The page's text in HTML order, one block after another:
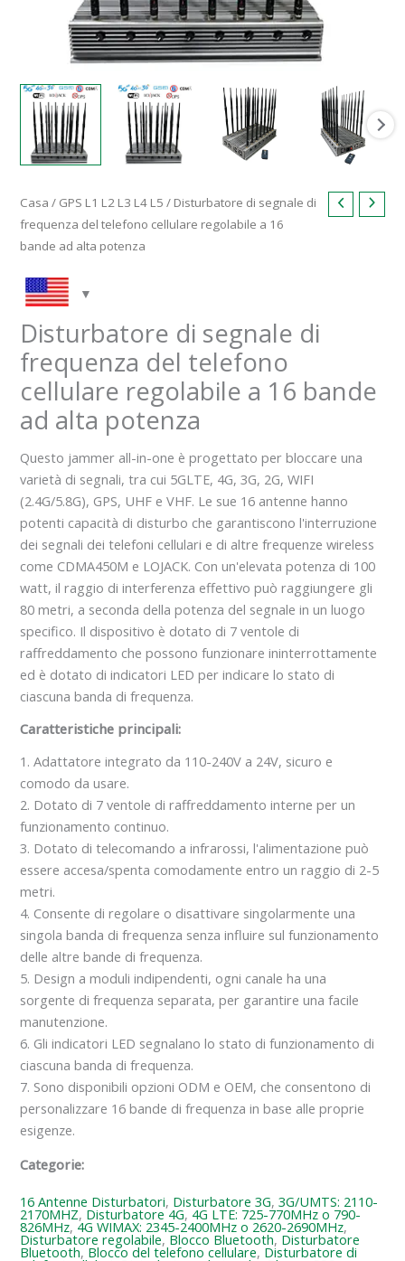
Casa / GPS L1 L2 L3 L4 L5 / Disturbatore di segnale di
frequenza del telefono cellulare regolabile a 16
bande ad alta potenza
Disturbatore di segnale di
frequenza del telefono
cellulare regolabile a 16 bande
ad alta potenza
Questo jammer all-in-one è progettato per bloccare una
varietà di segnali, tra cui 5GLTE, 4G, 3G, 2G, WIFI
(2.4G/5.8G), GPS, UHF e VHF. Le sue 16 antenne hanno
potenti capacità di disturbo che garantiscono l'interruzione
dei segnali dei telefoni cellulari e di altre frequenze wireless
come CDMA450M e LOJACK. Con un'elevata potenza di 100
watt, il raggio di interferenza effettivo può raggiungere gli
80 metri, a seconda della potenza del segnale in un luogo
specifico. Il dispositivo è dotato di 7 ventole di
raffreddamento che possono funzionare ininterrottamente
ed è dotato di indicatori LED per indicare lo stato di
ciascuna banda di frequenza.
Caratteristiche principali:
1. Adattatore integrato da 110-240V a 24V, sicuro e
comodo da usare.
2. Dotato di 7 ventole di raffreddamento interne per un
funzionamento continuo.
3. Dotato di telecomando a infrarossi, l'alimentazione può
essere accesa/spenta comodamente entro un raggio di 2-5
metri.
4. Consente di regolare o disattivare singolarmente una
singola banda di frequenza senza influire sul funzionamento
delle altre bande di frequenza.
5. Design a moduli indipendenti, ogni canale ha una
sorgente di frequenza separata, per garantire una facile
manutenzione.
6. Gli indicatori LED segnalano lo stato di funzionamento di
ciascuna banda di frequenza.
7. Sono disponibili opzioni ODM e OEM, che consentono di
personalizzare 16 bande di frequenza in base alle proprie
esigenze.
Categorie:
16 Antenne Disturbatori, Disturbatore 3G,3G/UMTS: 2110-
2170MHZ, Disturbatore 4G, 4G LTE: 725-770MHz o 790-
826MHz, 4G WIMAX: 2345-2400MHz o 2620-2690MHz,
Disturbatore regolabile, Blocco Bluetooth, Disturbatore
Bluetooth, Blocco del telefono cellulare, Disturbatore di